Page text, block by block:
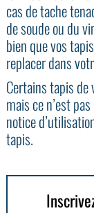
cas de tache
de soude ou du
bien que vos
replacer dans
Certains tapis
mais ce n’est
notice
tapis.